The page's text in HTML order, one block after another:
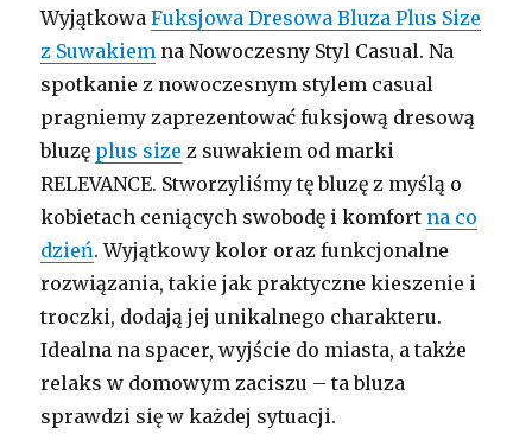
WyjątkowaFuksjowa Dresowa Bluza Plus Size
z Suwakiem na Nowoczesny Styl Casual. Na
spotkanie z nowoczesnym stylem casual
pragniemy zaprezentować fuksjową dresową
bluzę plus size z suwakiem od marki
RELEVANCE. Stworzyliśmy tę bluzę z myślą o
kobietach ceniących swobodę i komfort na co
dzień. Wyjątkowy kolor oraz funkcjonalne
rozwiązania, takie jak praktyczne kieszenie i
troczki, dodają jej unikalnego charakteru.
Idealna na spacer, wyjście do miasta, a także
relaks w domowym zaciszu – ta bluza
sprawdzi się w każdej sytuacji.